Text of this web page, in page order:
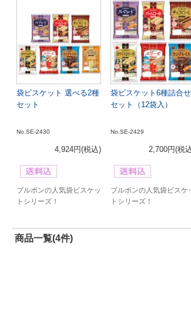
袋ビスケット 選べる2種
セット
No.SE-2430
4,924円(税込)
ブルボンの人気袋ビスケッ
トシリーズ！
袋ビスケット6種詰合せ
セット（12袋入）
No.SE-2429
2,700円(税
ブルボンの人気袋ビスケ
トシリーズ！
商品一覧(4件)